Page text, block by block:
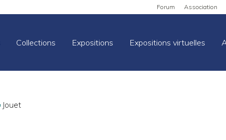
Forum Association
Collections Expositions Expositions virtuelles
Jouet